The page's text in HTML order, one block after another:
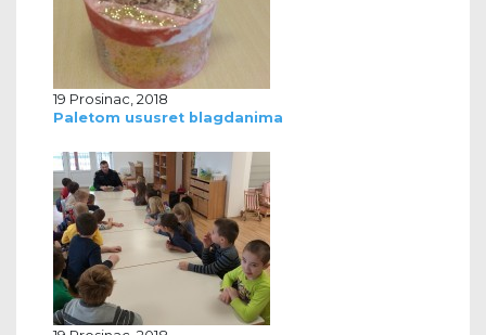
19 Prosinac, 2018
Paletom ususret blagdanima